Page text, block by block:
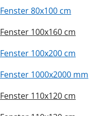
Fenster 80x100 cm
Fenster 100x160 cm
Fenster 100x200 cm
Fenster 1000x2000 mm
Fenster 110x120 cm